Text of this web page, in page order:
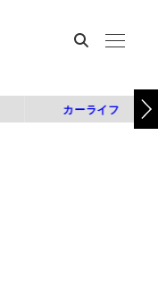
カーライフ